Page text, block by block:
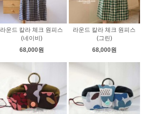
라운드 칼라 체크 원피스
(네이비)
68,000원
라운드 칼라 체크 원피스
(그린)
68,000원